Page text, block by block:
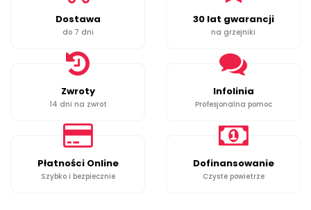
Dostawa
do 7 dni
30 lat gwarancji
na grzejniki
Zwroty
14 dni na zwrot
Infolinia
Profesjonalna pomoc
Płatności Online
Szybko i bezpiecznie
Dofinansowanie
Czyste powietrze